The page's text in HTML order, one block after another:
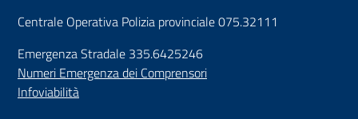
Centrale Operativa Polizia provinciale 075.32111
Emergenza Stradale 335.6425246
Numeri Emergenza dei Comprensori
Infoviabilità